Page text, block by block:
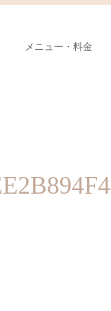
メニュー・料金